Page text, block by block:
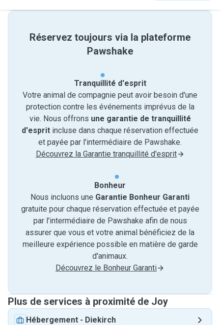
Réservez toujours via la plateforme
Pawshake
Tranquillité d'esprit
Votre animal de compagnie peut avoir besoin d'une
protection contre les événements imprévus de la
vie. Nous offrons une garantie de tranquillité
d'esprit incluse dans chaque réservation effectuée
et payée par l'intermédiaire de Pawshake.
Découvrez la Garantie tranquillité d'esprit
Bonheur
Nous incluons une Garantie Bonheur Garanti
gratuite pour chaque réservation effectuée et payée
par l'intermédiaire de Pawshake afin de nous
assurer que vous et votre animal bénéficiez de la
meilleure expérience possible en matière de garde
d'animaux.
Découvrez le Bonheur Garanti
Plus de services à proximité de Joy
Hébergement - Diekirch